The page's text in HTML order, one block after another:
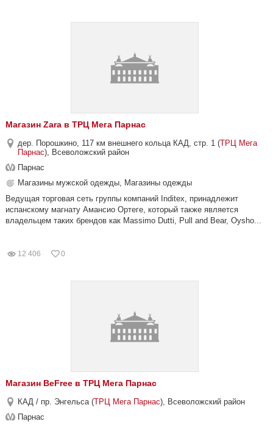
Магазин Zara в ТРЦ Мега Парнас
дер. Порошкино, 117 км внешнего кольца КАД, стр. 1 (ТРЦ Мега
Парнас), Всеволожский район
Парнас
Магазины мужской одежды, Магазины одежды
Ведущая торговая сеть группы компаний Inditex, принадлежит
испанскому магнату Амансио Ортеге, который также является
владельцем таких брендов как Massimo Dutti, Pull and Bear, Oysho...
12 406 0
Магазин BeFree в ТРЦ Мега Парнас
КАД / пр. Энгельса (ТРЦ Мега Парнас), Всеволожский район
Парнас